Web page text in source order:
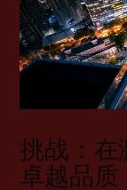
挑战：在
卓越品质